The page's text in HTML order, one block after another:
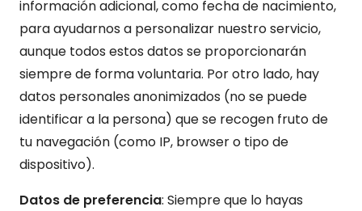
información adicional, como fecha de nacimiento,
para ayudarnos a personalizar nuestro servicio,
aunque todos estos datos se proporcionarán
siempre de forma voluntaria. Por otro lado, hay
datos personales anonimizados (no se puede
identificar a la persona) que se recogen fruto de
tu navegación (como IP, browser o tipo de
dispositivo).
Datos de preferencia: Siempre que lo hayas